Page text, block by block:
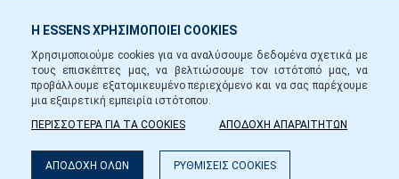
Η ESSENS ΧΡΗΣΙΜΟΠΟΙΕΙ COOKIES
Χρησιμοποιούμε cookies για να αναλύσουμε δεδομένα σχετικά με
τους επισκέπτες μας, να βελτιώσουμε τον ιστότοπό μας, να
προβάλλουμε εξατομικευμένο περιεχόμενο και να σας παρέχουμε
μια εξαιρετική εμπειρία ιστότοπου.
ΠΕΡΙΣΣΟΤΕΡΑ ΓΙΑ ΤΑ COOKIES
ΑΠΟΔΟΧΗ ΑΠΑΡΑΙΤΗΤΩΝ
ΑΠΟΔΟΧΗ ΟΛΩΝ ΡΥΘΜΙΣΕΙΣ COOKIES